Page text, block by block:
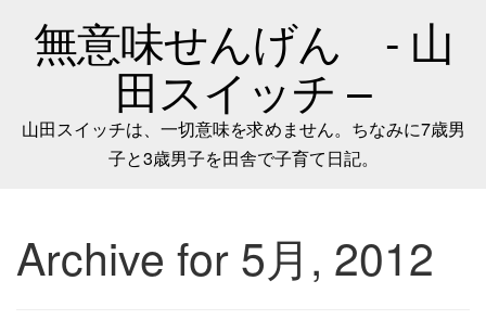
無意味せんげん - 山
田スイッチ –
山田スイッチは、一切意味を求めません。ちなみに7歳男
子と3歳男子を田舎で子育て日記。
Archive for 5月, 2012